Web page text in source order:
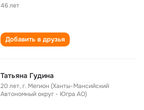
46 лет
Добавить в друзья
Татьяна Гудина
20 лет,г. Мегион (Ханты-Мансийский
Автономный округ - Югра АО)